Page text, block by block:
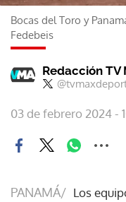
Bocas del Toro y
Fedebeis
Redacción TV
03 de febrero 2024 -
PANAMÁ/ Los